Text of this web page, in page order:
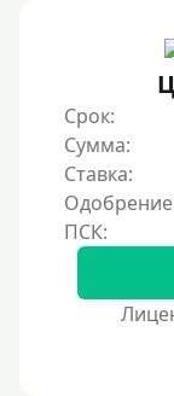
Срок:
Сумма:
Ставка: